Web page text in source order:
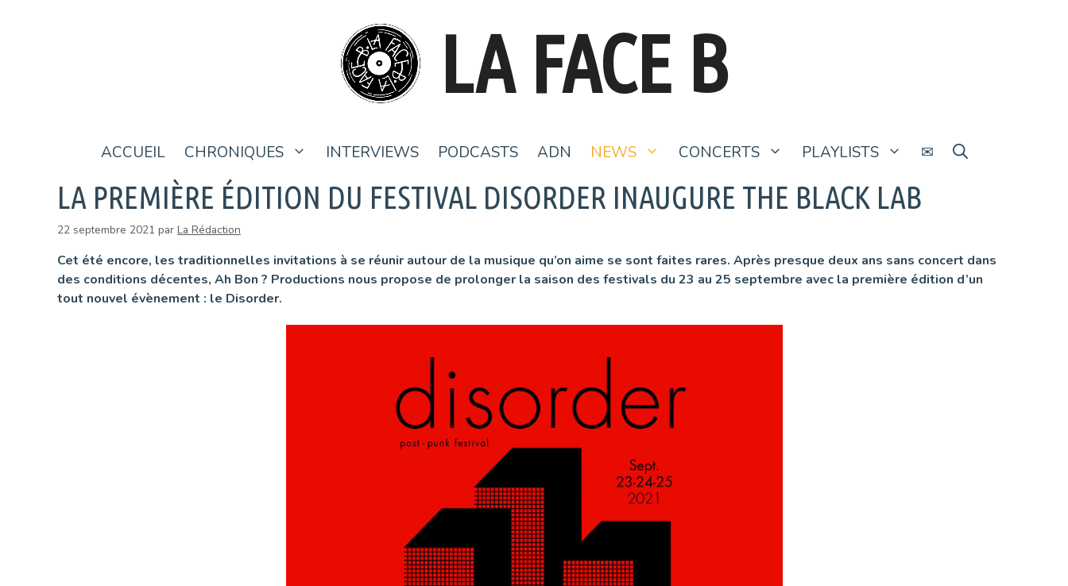
LA FACE B
ACCUEIL CHRONIQUES INTERVIEWS PODCASTS ADN NEWS CONCERTS PLAYLISTS ✉
LA PREMIÈRE ÉDITION DU FESTIVAL DISORDER INAUGURE THE BLACK LAB
22 septembre 2021 par La Rédaction
Cet été encore, les traditionnelles invitations à se réunir autour de la musique qu’on aime se sont faites rares. Après presque deux ans sans concert dans
des conditions décentes, Ah Bon ? Productions nous propose de prolonger la saison des festivals du 23 au 25 septembre avec la première édition d’un
tout nouvel évènement : le Disorder.